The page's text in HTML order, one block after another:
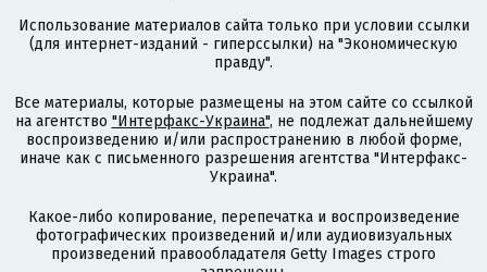
Использование материалов сайта только при условии ссылки
(для интернет-изданий - гиперссылки) на "Экономическую
правду".
Все материалы, которые размещены на этом сайте со ссылкой
на агентство "Интерфакс-Украина", не подлежат дальнейшему
воспроизведению и/или распространению в любой форме,
иначе как с письменного разрешения агентства "Интерфакс-
Украина".
Какое-либо копирование, перепечатка и воспроизведение
фотографических произведений и/или аудиовизуальных
произведений правообладателя Getty Images строго